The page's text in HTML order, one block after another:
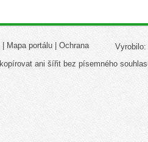
Vyrobilo:
Mapa portálu
Ochrana
ani šířit bez písemného